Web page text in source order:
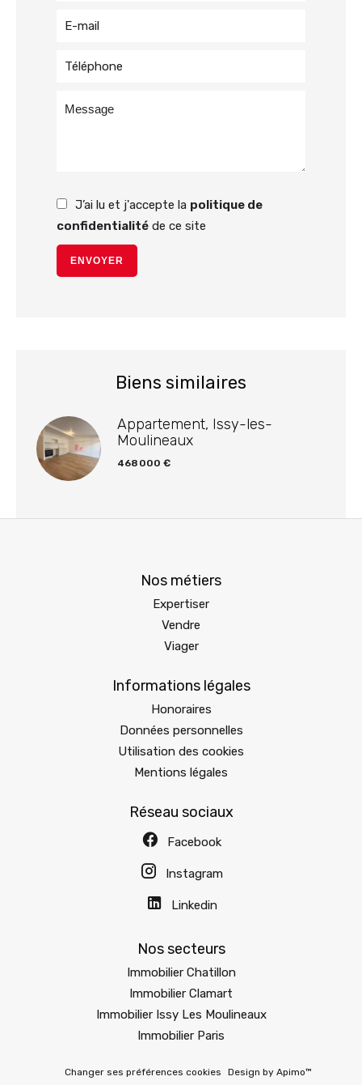
J’ai lu et j'accepte la politique de
confidentialité de ce site
ENVOYER
Biens similaires
Appartement, Issy-les-
Moulineaux
468 000 €
Nos métiers
Expertiser
Vendre
Viager
Informations légales
Honoraires
Données personnelles
Utilisation des cookies
Mentions légales
Réseau sociaux
Facebook
Instagram
Linkedin
Nos secteurs
Immobilier Chatillon
Immobilier Clamart
Immobilier Issy Les Moulineaux
Immobilier Paris
Changer ses préférences cookies Design by Apimo™